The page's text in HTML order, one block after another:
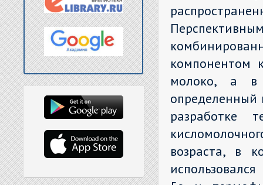
компонентом
молоко, а в
определенный
разработке
возраста, в